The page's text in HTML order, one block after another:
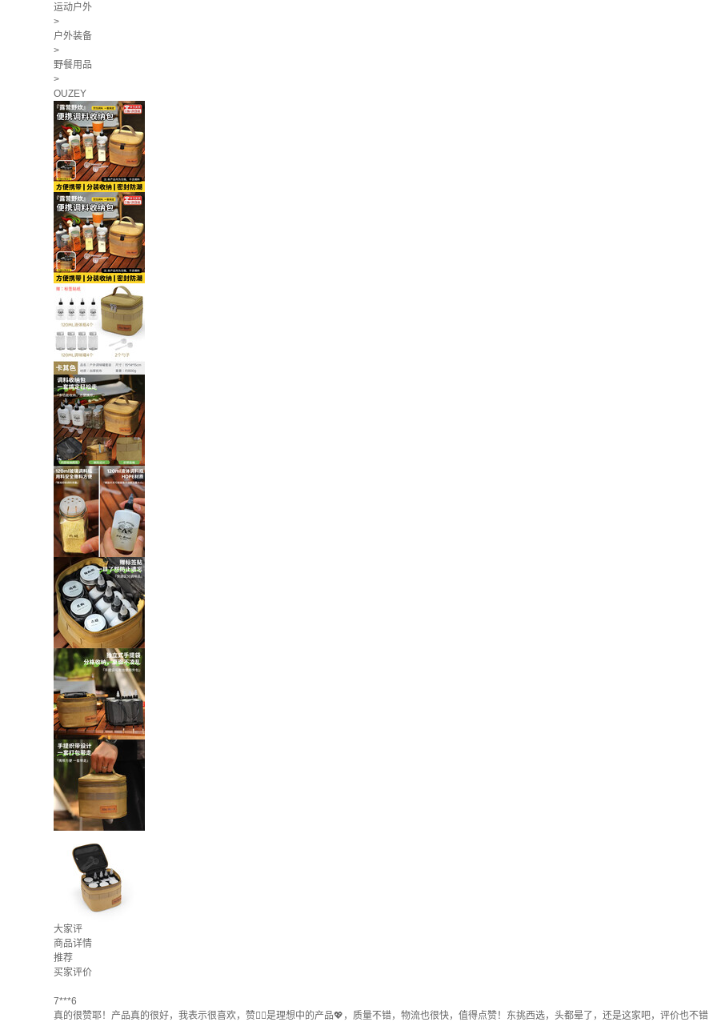
运动户外
>
户外装备
>
野餐用品
>
OUZEY
大家评
商品详情
推荐
买家评价
7***6
真的很赞耶！产品真的很好，我表示很喜欢，赞👍🏻是理想中的产品💖，质量不错，物流也很快，值得点赞！东挑西选，头都晕了，还是这家吧，评价也不错